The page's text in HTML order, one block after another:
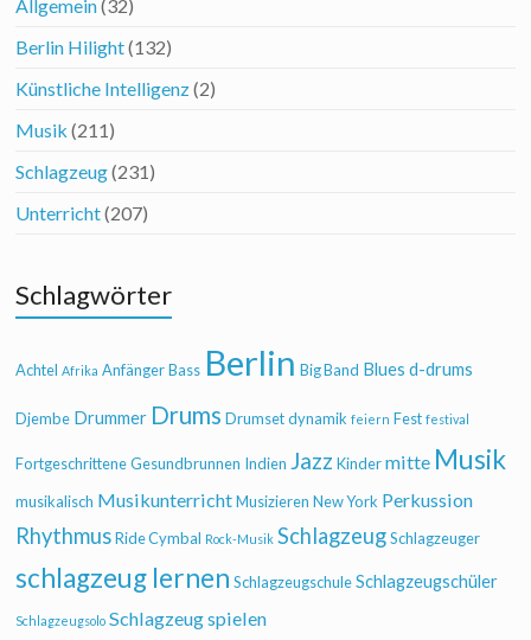
Allgemein(32)
Berlin Hilight(132)
Künstliche Intelligenz(2)
Musik (211)
Schlagzeug(231)
Unterricht(207)
Schlagwörter
Achtel Afrika Anfänger Bass Berlin Big Band Blues d-drums
Djembe Drummer Drums Drumset dynamik feiern Fest festival
Fortgeschrittene Gesundbrunnen Indien Jazz Kinder mitte Musik
musikalisch Musikunterricht Musizieren New York Perkussion
Rhythmus Ride Cymbal Rock-Musik Schlagzeug Schlagzeuger
schlagzeug lernen Schlagzeugschule Schlagzeugschüler
Schlagzeugsolo Schlagzeug spielen